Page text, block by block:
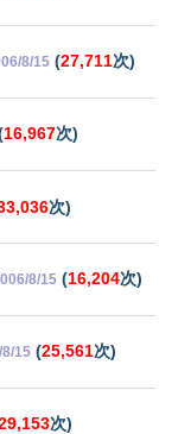
8/15 (27,711次)
16,967次)
次)
8/15 (16,204次)
15 (25,561次)
次)